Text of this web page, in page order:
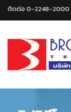
ติดต่อ 0-2248-2000
Thai